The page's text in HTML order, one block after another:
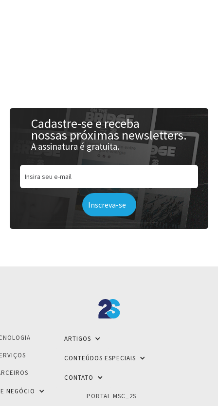
Cadastre-se e receba
nossas próximas newsletters.
A assinatura é gratuita.
NEGÓCIO
ARTIGOS
CONTEÚDOS ESPECIAIS
CONTATO
PORTAL MSC_2S